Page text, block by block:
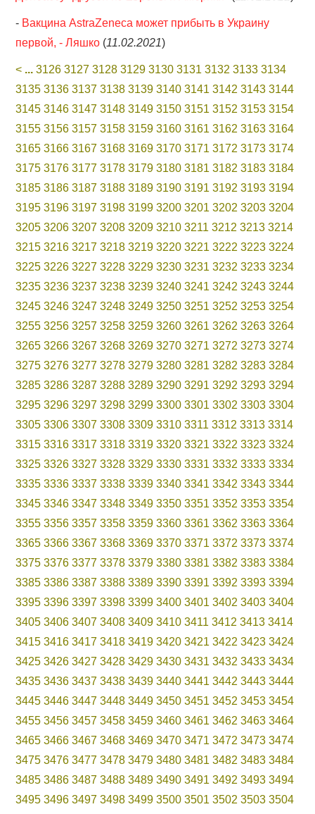
- Вакцина AstraZeneca может прибыть в Украину
первой, - Ляшко (11.02.2021)
< ... 3126 3127 3128 3129 3130 3131 3132 3133 3134
3135 3136 3137 3138 3139 3140 3141 3142 3143 3144
3145 3146 3147 3148 3149 3150 3151 3152 3153 3154
3155 3156 3157 3158 3159 3160 3161 3162 3163 3164
3165 3166 3167 3168 3169 3170 3171 3172 3173 3174
3175 3176 3177 3178 3179 3180 3181 3182 3183 3184
3185 3186 3187 3188 3189 3190 3191 3192 3193 3194
3195 3196 3197 3198 3199 3200 3201 3202 3203 3204
3205 3206 3207 3208 3209 3210 3211 3212 3213 3214
3215 3216 3217 3218 3219 3220 3221 3222 3223 3224
3225 3226 3227 3228 3229 3230 3231 3232 3233 3234
3235 3236 3237 3238 3239 3240 3241 3242 3243 3244
3245 3246 3247 3248 3249 3250 3251 3252 3253 3254
3255 3256 3257 3258 3259 3260 3261 3262 3263 3264
3265 3266 3267 3268 3269 3270 3271 3272 3273 3274
3275 3276 3277 3278 3279 3280 3281 3282 3283 3284
3285 3286 3287 3288 3289 3290 3291 3292 3293 3294
3295 3296 3297 3298 3299 3300 3301 3302 3303 3304
3305 3306 3307 3308 3309 3310 3311 3312 3313 3314
3315 3316 3317 3318 3319 3320 3321 3322 3323 3324
3325 3326 3327 3328 3329 3330 3331 3332 3333 3334
3335 3336 3337 3338 3339 3340 3341 3342 3343 3344
3345 3346 3347 3348 3349 3350 3351 3352 3353 3354
3355 3356 3357 3358 3359 3360 3361 3362 3363 3364
3365 3366 3367 3368 3369 3370 3371 3372 3373 3374
3375 3376 3377 3378 3379 3380 3381 3382 3383 3384
3385 3386 3387 3388 3389 3390 3391 3392 3393 3394
3395 3396 3397 3398 3399 3400 3401 3402 3403 3404
3405 3406 3407 3408 3409 3410 3411 3412 3413 3414
3415 3416 3417 3418 3419 3420 3421 3422 3423 3424
3425 3426 3427 3428 3429 3430 3431 3432 3433 3434
3435 3436 3437 3438 3439 3440 3441 3442 3443 3444
3445 3446 3447 3448 3449 3450 3451 3452 3453 3454
3455 3456 3457 3458 3459 3460 3461 3462 3463 3464
3465 3466 3467 3468 3469 3470 3471 3472 3473 3474
3475 3476 3477 3478 3479 3480 3481 3482 3483 3484
3485 3486 3487 3488 3489 3490 3491 3492 3493 3494
3495 3496 3497 3498 3499 3500 3501 3502 3503 3504